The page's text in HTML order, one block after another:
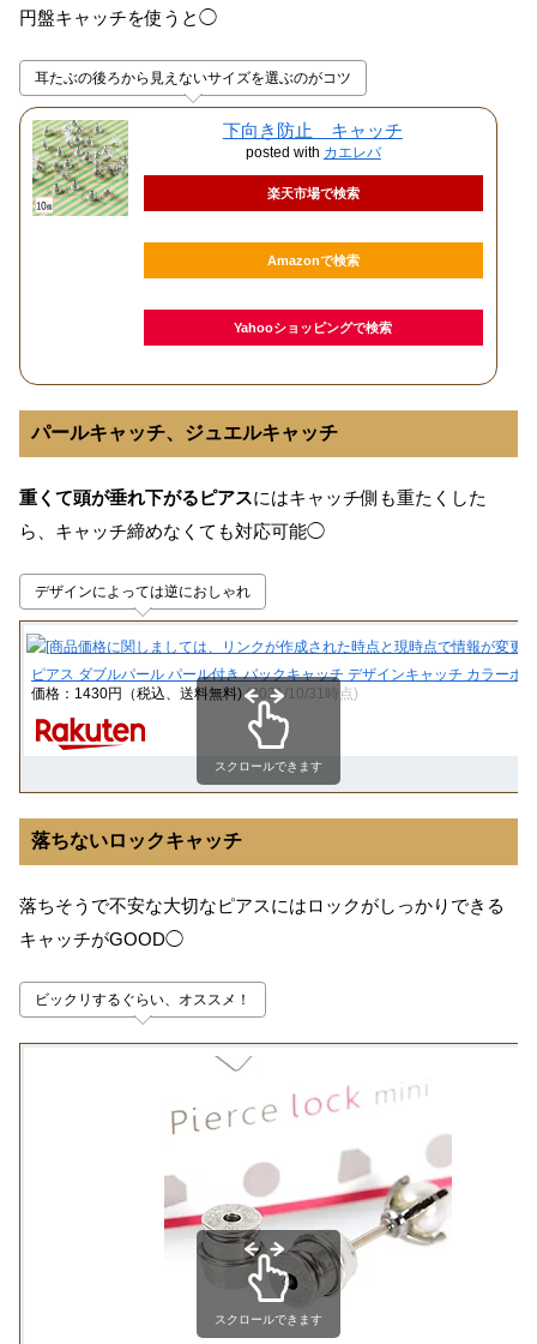
円盤キャッチを使うと◯
耳たぶの後ろから見えないサイズを選ぶのがコツ
下向き防止 キャッチ
posted with カエレバ
楽天市場で検索
Amazonで検索
Yahooショッピングで検索
パールキャッチ、ジュエルキャッチ
重くて頭が垂れ下がるピアスにはキャッチ側も重たくした
ら、キャッチ締めなくても対応可能◯
デザインによっては逆におしゃれ
ピアス ダブルパール パール付き バックキャッチ デザインキャッチ カラーボ
価格：1430円（税込、送料無料) (2021/10/31時点)
スクロールできます
落ちないロックキャッチ
落ちそうで不安な大切なピアスにはロックがしっかりできる
キャッチがGOOD◯
ビックリするぐらい、オススメ！
スクロールできます